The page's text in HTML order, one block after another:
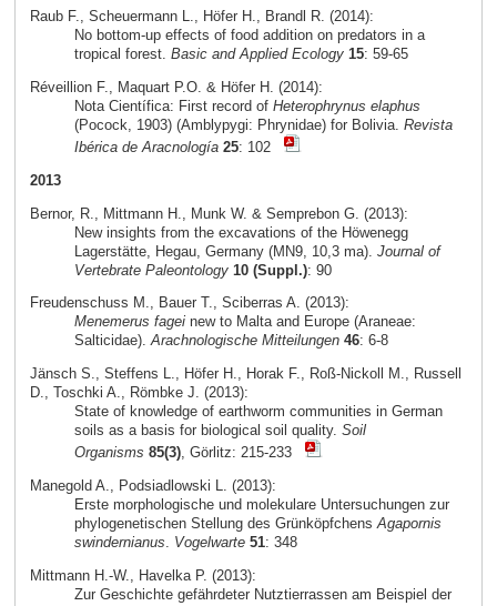
Raub F., Scheuermann L., Höfer H., Brandl R. (2014):
No bottom-up effects of food addition on predators in a
tropical forest. Basic and Applied Ecology 15: 59-65
Réveillion F., Maquart P.O. & Höfer H. (2014):
Nota Científica: First record of Heterophrynus elaphus
(Pocock, 1903) (Amblypygi: Phrynidae) for Bolivia. Revista
Ibérica de Aracnología 25: 102
2013
Bernor, R., Mittmann H., Munk W. & Semprebon G. (2013):
New insights from the excavations of the Höwenegg
Lagerstätte, Hegau, Germany (MN9, 10,3 ma). Journal of
Vertebrate Paleontology 10 (Suppl.): 90
Freudenschuss M., Bauer T., Sciberras A. (2013):
Menemerus fageinew to Malta and Europe (Araneae:
Salticidae).Arachnologische Mitteilungen 46: 6-8
Jänsch S., Steffens L., Höfer H., Horak F., Roß-Nickoll M., Russell
D., Toschki A., Römbke J. (2013):
State of knowledge of earthworm communities in German
soils as a basis for biological soil quality. Soil
Organisms 85(3), Görlitz: 215-233
Manegold A., Podsiadlowski L. (2013):
Erste morphologische und molekulare Untersuchungen zur
phylogenetischen Stellung des Grünköpfchens Agapornis
swindernianus
Vogelwarte 51: 348
Mittmann H.-W., Havelka P. (2013):
Zur Geschichte gefährdeter Nutztierrassen am Beispiel der